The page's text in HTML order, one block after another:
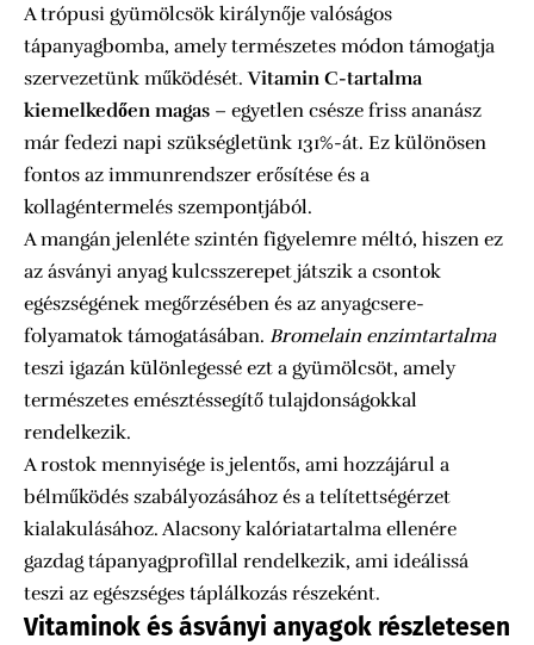
A trópusi gyümölcsök királynője valóságos
tápanyagbomba, amely természetes módon támogatja
szervezetünk működését.Vitamin C-tartalma
kiemelkedően magas – egyetlen csésze friss ananász
már fedezi napi szükségletünk 131%-át. Ez különösen
fontos az immunrendszer erősítése és a
kollagéntermelés szempontjából.
A mangán jelenléte szintén figyelemre méltó, hiszen ez
az ásványi anyag kulcsszerepet játszik a csontok
egészségének megőrzésében és az anyagcsere-
folyamatok támogatásában. Bromelain enzimtartalma
teszi igazán különlegessé ezt a gyümölcsöt, amely
természetes emésztéssegítő tulajdonságokkal
rendelkezik.
A rostok mennyisége is jelentős, ami hozzájárul a
bélműködés szabályozásához és a telítettségérzet
kialakulásához. Alacsony kalóriatartalma ellenére
gazdag tápanyagprofillal rendelkezik, ami ideálissá
teszi az egészséges táplálkozás részeként.
Vitaminok és ásványi anyagok részletesen